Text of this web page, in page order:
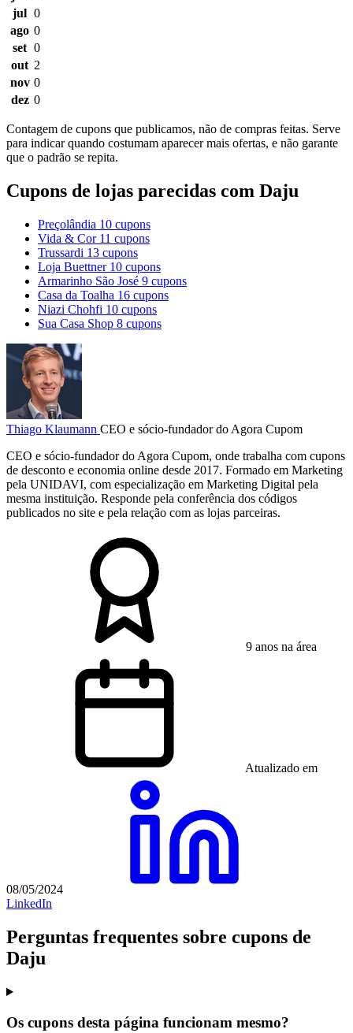
jul 0
ago 0
set 0
out 2
nov 0
dez 0
Contagem de cupons que publicamos, não de compras feitas. Serve
para indicar quando costumam aparecer mais ofertas, e não garante
que o padrão se repita.
Cupons de lojas parecidas com Daju
Preçolândia 10 cupons
Vida & Cor 11 cupons
Trussardi 13 cupons
Loja Buettner 10 cupons
Armarinho São José 9 cupons
Casa da Toalha 16 cupons
Niazi Chohfi 10 cupons
Sua Casa Shop 8 cupons
Thiago Klaumann CEO e sócio-fundador do Agora Cupom
CEO e sócio-fundador do Agora Cupom, onde trabalha com cupons
de desconto e economia online desde 2017. Formado em Marketing
pela UNIDAVI, com especialização em Marketing Digital pela
mesma instituição. Responde pela conferência dos códigos
publicados no site e pela relação com as lojas parceiras.
9 anos na área
Atualizado em
08/05/2024
LinkedIn
Perguntas frequentes sobre cupons de
Daju
Os cupons desta página funcionam mesmo?